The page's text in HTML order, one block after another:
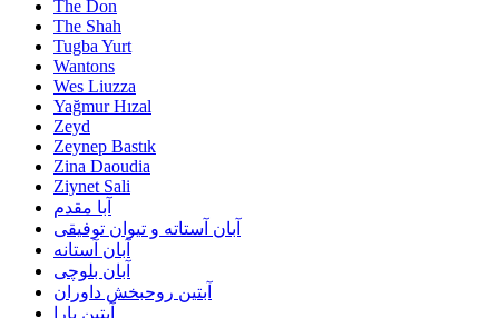
The Don
The Shah
Tugba Yurt
Wantons
Wes Liuzza
Yağmur Hızal
Zeyd
Zeynep Bastık
Zina Daoudia
Ziynet Sali
آبا مقدم
آبان آستاته و تیوان توفیقی
آبان آستانه
آبان بلوچی
آبتین روحبخش داوران
آبتین یارا